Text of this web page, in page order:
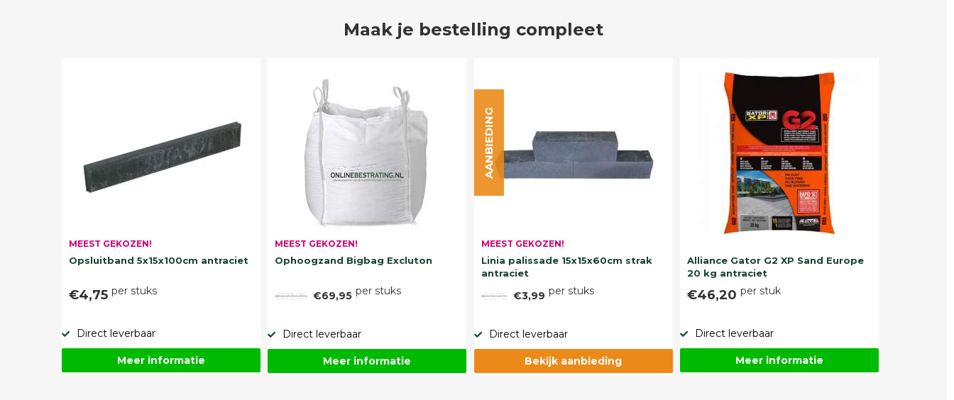
Maak je bestelling compleet
MEEST GEKOZEN!
Opsluitband 5x15x100cm antraciet
€4,75 per stuks
Direct leverbaar
Meer informatie
MEEST GEKOZEN!
Ophoogzand Bigbag Excluton
€89,95 €69,95 per stuks
Direct leverbaar
Meer informatie
MEEST GEKOZEN!
Linia palissade 15x15x60cm strak
antraciet
€5,75 €3,99 per stuks
AANBIEDING
Direct leverbaar
Bekijk aanbieding
Alliance Gator G2 XP Sand Europe
20 kg antraciet
€46,20 per stuk
Direct leverbaar
Meer informatie